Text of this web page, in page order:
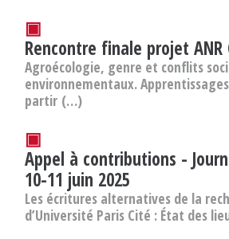
▣
Rencontre finale projet ANR
Agroécologie, genre et conflits
environnementaux.
partir (…)
▣
Appel à contributions -
10-11 juin 2025
Les écritures alternatives de la
d’Université Paris Cité : État des